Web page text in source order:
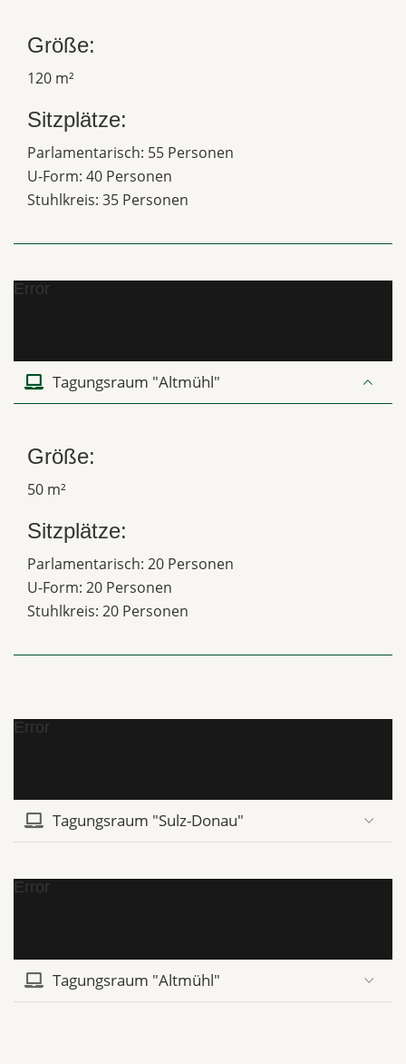
Größe:
120 m²
Sitzplätze:
Parlamentarisch: 55 Personen
U-Form: 40 Personen
Stuhlkreis: 35 Personen
Error
Tagungsraum "Altmühl"
Größe:
50 m²
Sitzplätze:
Parlamentarisch: 20 Personen
U-Form: 20 Personen
Stuhlkreis: 20 Personen
Error
Tagungsraum "Sulz-Donau"
Error
Tagungsraum "Altmühl"